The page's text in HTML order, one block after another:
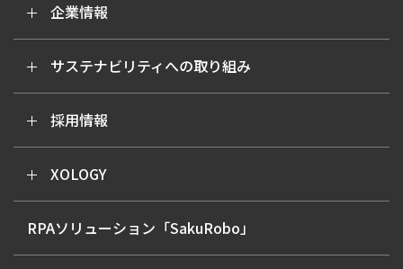
企業情報
サステナビリティへの取り組み
採用情報
XOLOGY
RPAソリューション「SakuRobo」